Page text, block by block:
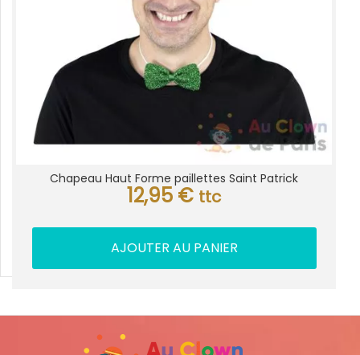
Chapeau Haut Forme paillettes Saint Patrick
12,95 € ttc
AJOUTER AU PANIER